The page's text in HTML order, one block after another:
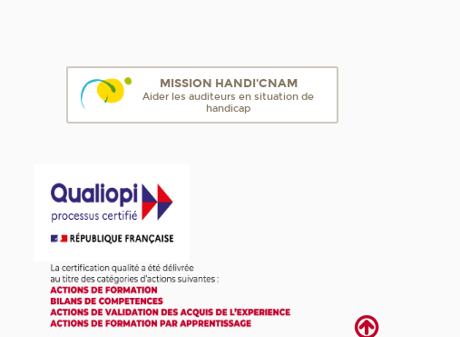
MISSION HANDI'CNAM
Aider les auditeurs en situation de
handicap